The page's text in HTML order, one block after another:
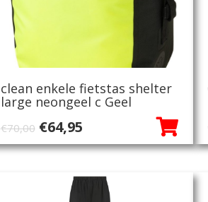
clean enkele fietstas shelter
large neongeel c Geel
€70,00 Oorspronkelijke
prijs
€70,00.
€64,95Huidige
prijs
€64,95.